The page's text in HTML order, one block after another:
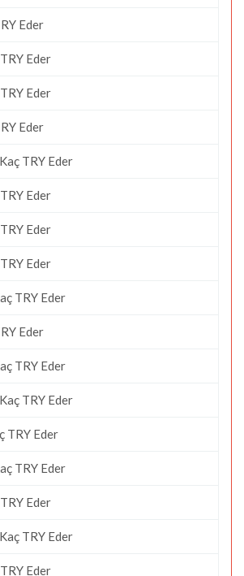
Eder
Eder
Eder
Eder
TRY Eder
Eder
Eder
Eder
TRY Eder
Eder
TRY Eder
TRY Eder
TRY Eder
TRY Eder
Eder
TRY Eder
Eder